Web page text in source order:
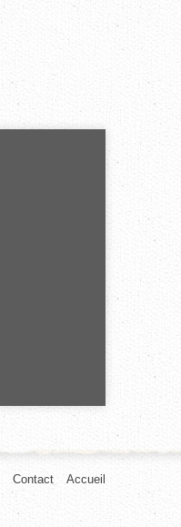
Accueil
Contact